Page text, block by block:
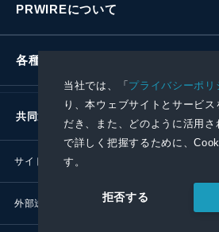
当社では、「プライバシーポリ
り、本ウェブサイトとサービ
だき、また、どのように活用さ
で詳しく把握するために、
す。
拒否する
PRWIREについて
各種お問い合わせ
共同通信社グループ
サイトポリシー
外部送信ポリシー プレ